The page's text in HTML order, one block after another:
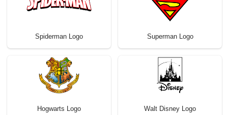
Spiderman Logo Superman Logo
Hogwarts Logo Walt Disney Logo